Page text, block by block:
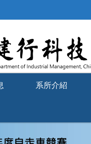
系所介紹